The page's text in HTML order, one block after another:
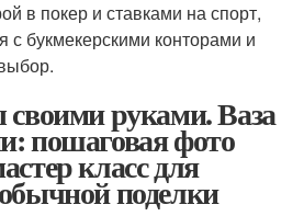
в покер и ставками на спорт,
с букмекерскими конторами и
руками. Ваза
пошаговая фото
класс для
поделки